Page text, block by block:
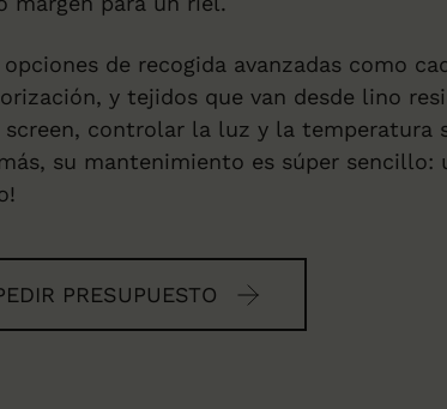
opciones de recogida avanzadas como
y tejidos que van desde lino
controlar la luz y la temperatura
su mantenimiento es súper sencillo:
PRESUPUESTO